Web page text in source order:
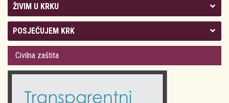
ŽIVIM U KRKU
Kolegij gradonačelnika
Gradsko vijeće
Odluke Grada Krka (Službene novine PGŽ)
POSJEĆUJEM KRK
Plan Grada Krka
Krk 360° VR panorama
Krk uživo
Civilna zaštita